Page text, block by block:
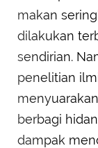
makan
dilakukan
sendirian.
penelitian
berbagi
dampak